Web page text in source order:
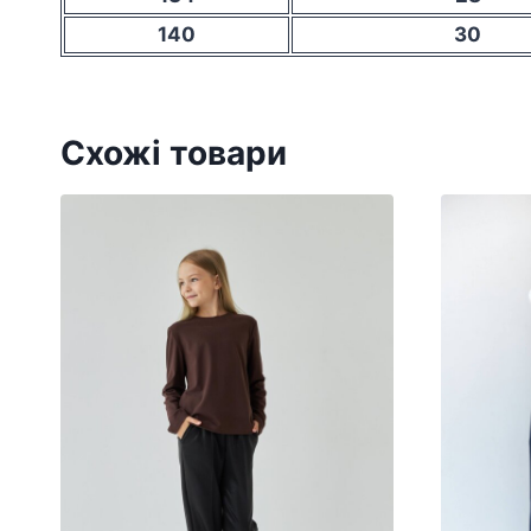
140
30
Схожі товари